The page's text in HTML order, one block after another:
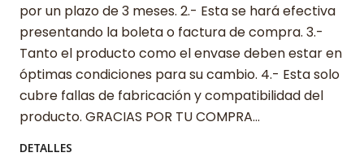
por un plazo de 3 meses. 2.- Esta se hará efectiva
presentando la boleta o factura de compra. 3.-
Tanto el producto como el envase deben estar en
óptimas condiciones para su cambio. 4.- Esta solo
cubre fallas de fabricación y compatibilidad del
producto. GRACIAS POR TU COMPRA…
DETALLES